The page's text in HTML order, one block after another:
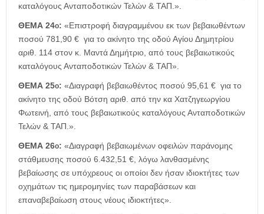
καταλόγους Ανταποδοτικών Τελών & ΤΑΠ.».
ΘΕΜΑ 24ο: «Επιστροφή διαγραμμένου εκ των βεβαιωθέντων
ποσού 781,90 € για το ακίνητο της οδού Αγίου Δημητρίου
αριθ. 114 στον κ. Μαντά Δημήτριο, από τους βεβαιωτικούς
καταλόγους Ανταποδοτικών Τελών & ΤΑΠ».
ΘΕΜΑ 25ο: «Διαγραφή βεβαιωθέντος ποσού 95,61 € για το
ακίνητο της οδού Βότση αριθ. από την κα Χατζηγεωργίου
Φωτεινή, από τους βεβαιωτικούς καταλόγους Ανταποδοτικών
Τελών & ΤΑΠ.».
ΘΕΜΑ 26ο: «Διαγραφή βεβαιωμένων οφειλών παράνομης
στάθμευσης ποσού 6.432,51 €, λόγω λανθασμένης
βεβαίωσης σε υπόχρεους οι οποίοι δεν ήσαν ιδιοκτήτες των
οχημάτων τις ημερομηνίες των παραβάσεων και
επαναβεβαίωση στους νέους ιδιοκτήτες».